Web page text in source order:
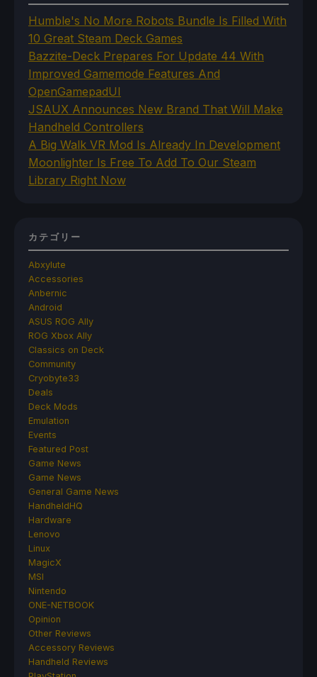
Humble's No More Robots Bundle Is Filled With
10 Great Steam Deck Games
Bazzite-Deck Prepares For Update 44 With
Improved Gamemode Features And
OpenGamepadUI
JSAUX Announces New Brand That Will Make
Handheld Controllers
A Big Walk VR Mod Is Already In Development
Moonlighter Is Free To Add To Our Steam
Library Right Now
カテゴリー
Abxylute
Accessories
Anbernic
Android
ASUS ROG Ally
ROG Xbox Ally
Classics on Deck
Community
Cryobyte33
Deals
Deck Mods
Emulation
Events
Featured Post
Game News
Game News
General Game News
HandheldHQ
Hardware
Lenovo
Linux
MagicX
MSI
Nintendo
ONE-NETBOOK
Opinion
Other Reviews
Accessory Reviews
Handheld Reviews